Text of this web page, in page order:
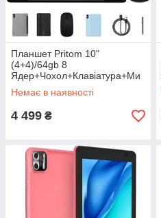
Планшет Pritom 10"
(4+4)/64gb 8
Ядер+Чохол+Клавіатура+Ми
шка
Немає в наявності
4 499 ₴